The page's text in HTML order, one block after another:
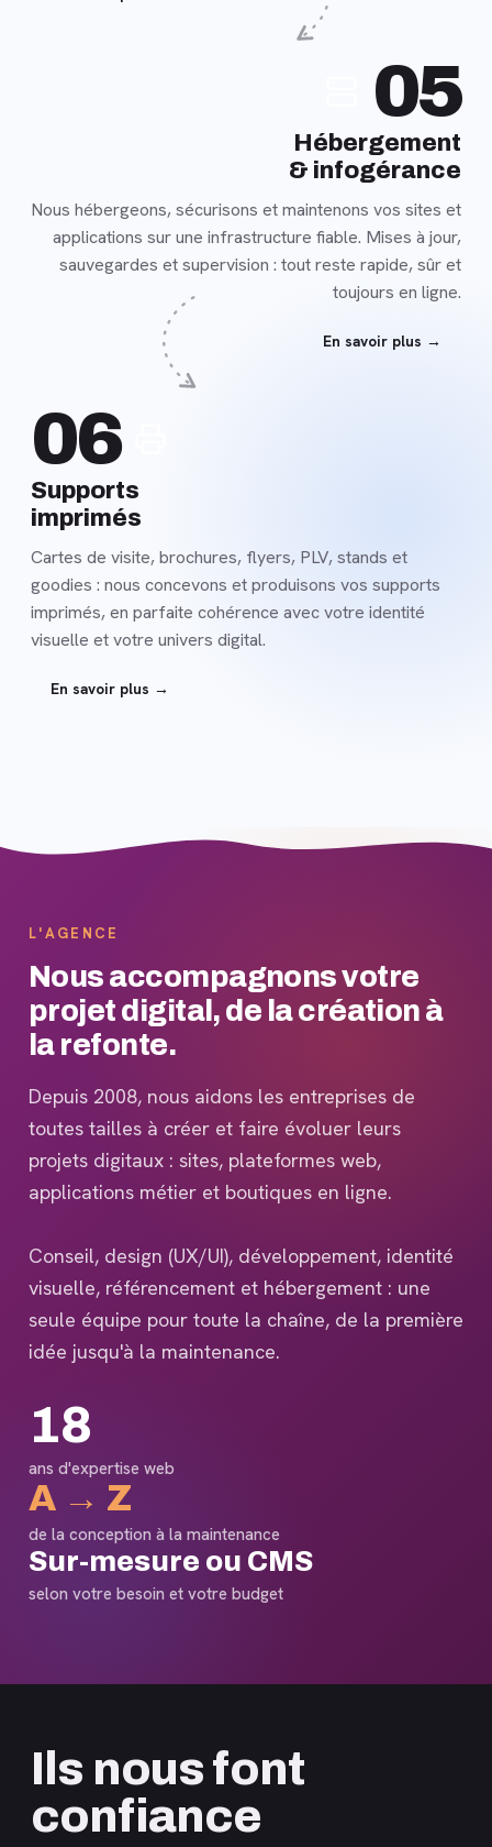
05
Hébergement
& infogérance
Nous hébergeons, sécurisons et maintenons vos sites et
applications sur une infrastructure fiable. Mises à jour,
sauvegardes et supervision : tout reste rapide, sûr et
toujours en ligne.
En savoir plus →
Cartes de visite, brochures, flyers, PLV, stands et
goodies : nous concevons et produisons vos supports
imprimés, en parfaite cohérence avec votre identité
visuelle et votre univers digital.
En savoir plus →
Supports
imprimés
06
L'AGENCE
Nous accompagnons votre
projet digital, de la création à
la refonte.
Depuis 2008, nous aidons les entreprises de
toutes tailles à créer et faire évoluer leurs
projets digitaux : sites, plateformes web,
applications métier et boutiques en ligne.
Conseil, design (UX/UI), développement, identité
visuelle, référencement et hébergement : une
seule équipe pour toute la chaîne, de la première
idée jusqu'à la maintenance.
18
ans d'expertise web
A → Z
de la conception à la maintenance
Sur-mesure ou CMS
selon votre besoin et votre budget
Ils nous font
confiance